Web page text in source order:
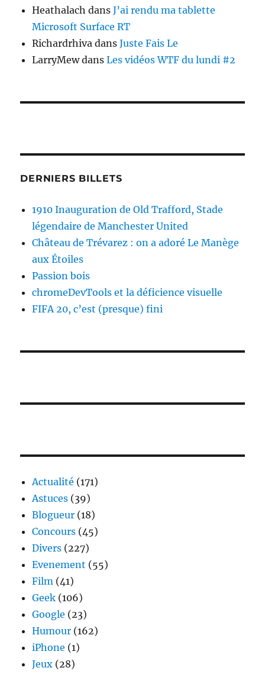
Heathalach dansJ’ai rendu ma tablette
Microsoft Surface RT
Richardrhiva dansJuste Fais Le
LarryMewdansLes vidéos WTF du lundi #2
DERNIERS BILLETS
1910 Inauguration de Old Trafford, Stade
légendaire de Manchester United
Château de Trévarez : on a adoré Le Manège
aux Étoiles
Passion bois
chromeDevTools et la déficience visuelle
FIFA 20, c’est (presque) fini
Actualité (171)
Astuces (39)
Blogueur (18)
Concours (45)
Divers (227)
Evenement (55)
Film (41)
Geek (106)
Google (23)
Humour (162)
iPhone (1)
Jeux (28)